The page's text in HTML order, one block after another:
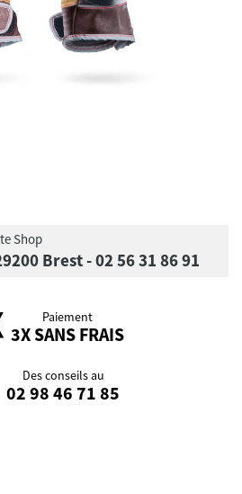
Shop
Brest - 02 56 31 86 91
Paiement
3X SANS FRAIS
Des conseils au
02 98 46 71 85